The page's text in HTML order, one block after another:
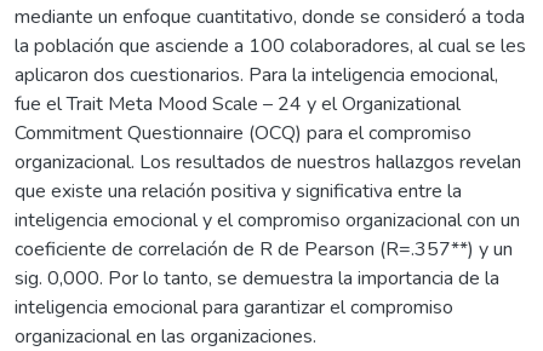
mediante un enfoque cuantitativo, donde se consideró a toda
la población que asciende a 100 colaboradores, al cual se les
aplicaron dos cuestionarios. Para la inteligencia emocional,
fue el Trait Meta Mood Scale – 24 y el Organizational
Commitment Questionnaire (OCQ) para el compromiso
organizacional. Los resultados de nuestros hallazgos revelan
que existe una relación positiva y significativa entre la
inteligencia emocional y el compromiso organizacional con un
coeficiente de correlación de R de Pearson (R=.357**) y un
sig. 0,000. Por lo tanto, se demuestra la importancia de la
inteligencia emocional para garantizar el compromiso
organizacional en las organizaciones.